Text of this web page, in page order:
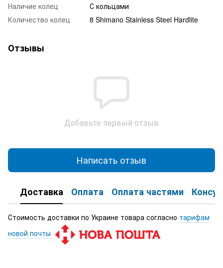
Наличие колец
С кольцами
Количество колец
8 Shimano Stainless Steel Hardlite
Отзывы
Добавьте первый отзыв
Написать отзыв
Доставка Оплата Оплата частями
Стоимость доставки по Украине товара согласно тарифам
новой почты